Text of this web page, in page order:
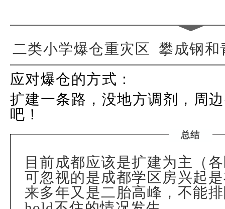
二类小学爆仓重灾区 攀成钢
应对爆仓的方式：
扩建一条路，没地方调剂，周
吧！
总结
目前成都应该是扩建为主（
可忽视的是成都学区房兴起
来多年又是二胎高峰，不能